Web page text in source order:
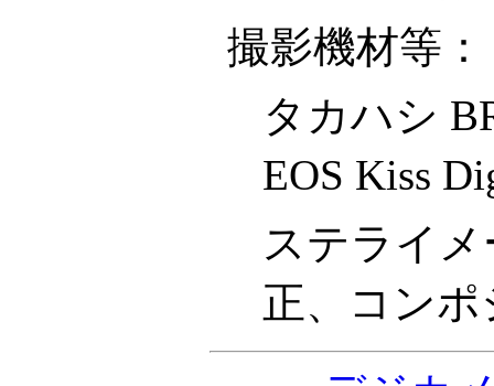
撮影機材等：
タカハシ
EOS Kiss
ステライ
正、コン